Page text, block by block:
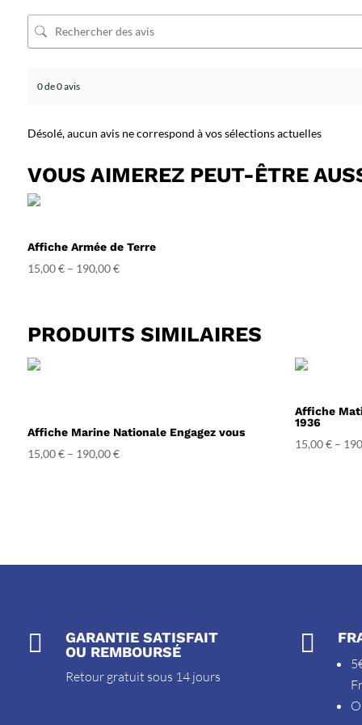
0 de 0 avis
Désolé, aucun avis ne correspond à vos sélections actuelles
VOUS AIMEREZ PEUT-ÊTRE
Affiche Armée de Terre
15,00€– 190,00€
PRODUITS SIMILAIRES
Affiche Marine Nationale Engagez vous
15,00€– 190,00€
Affiche
1936
15,00€–

GARANTIE SATISFAIT
OU REMBOURSÉ
Retour gratuit sous 14 jours
